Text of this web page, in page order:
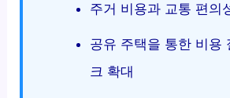
주거 비용과 교통 편의
공유 주택을 통한 비용
크 확대